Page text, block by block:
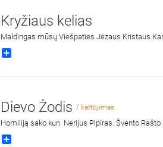
Kryžiaus kelias
Maldingas mūsų Viešpaties Jėzaus Kristaus
Share
Dievo Žodis / kartojimas
Homiliją sako kun. Nerijus Pipiras. Švento
Share